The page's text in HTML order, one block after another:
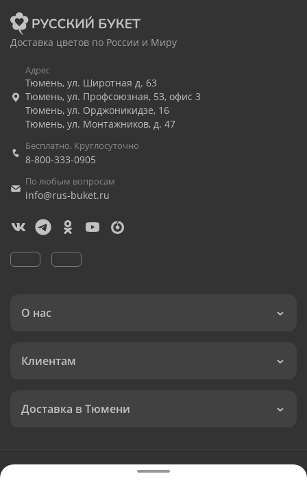
Доставка цветов по России и Миру
Адрес
Тюмень, ул. Широтная д. 63
Тюмень, ул. Профсоюзная, 53, офис 3
Тюмень, ул. Орджоникидзе, 16
Тюмень, ул. Монтажников, д. 47
Бесплатно. Круглосуточно
8-800-333-0905
По любым вопросам
info@rus-buket.ru
О нас
Клиентам
Доставка в Тюмени
Валюта: